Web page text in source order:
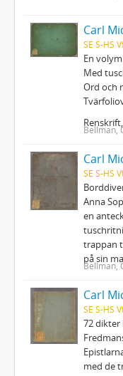
SE S-HS
En
Med
Ord och
Bellman,
SE S-HS
Anna
en
trappan
på sin
Bellman,
SE S-HS
72 dikter
med de